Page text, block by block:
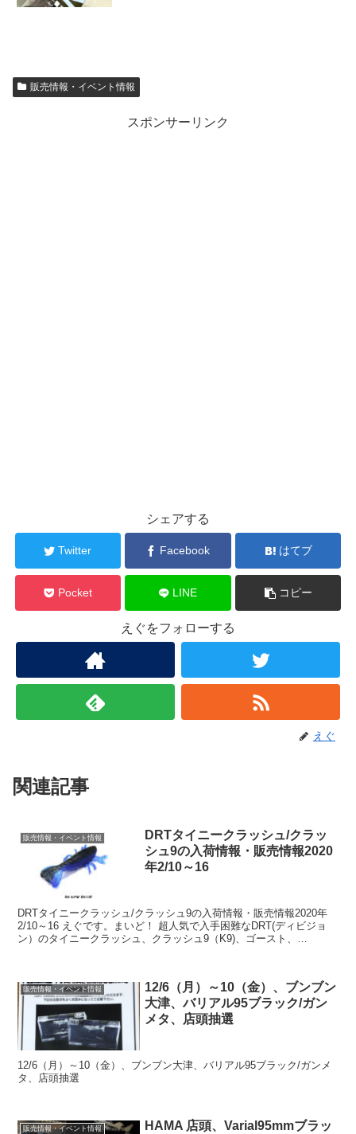
販売情報・イベント情報
スポンサーリンク
シェアする
Twitter Facebook はてブ
Pocket LINE コピー
えぐをフォローする
えぐ
関連記事
販売情報・イベント情報
DRTタイニークラッシュ/クラッ
シュ9の入荷情報・販売情報2020
年2/10～16
DRTタイニークラッシュ/クラッシュ9の入荷情報・販売情報2020年
2/10～16 えぐです。まいど！ 超人気で入手困難なDRT(ディビジョ
ン）のタイニークラッシュ、クラッシュ9（K9)、ゴースト、
販売情報・イベント情報
12/6（月）～10（金）、ブンブン
大津、バリアル95ブラック/ガン
メタ、店頭抽選
12/6（月）～10（金）、ブンブン大津、バリアル95ブラック/ガンメ
タ、店頭抽選
販売情報・イベント情報
HAMA 店頭、Varial95mmブラッ